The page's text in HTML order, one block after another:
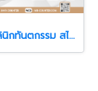
เคาน์เตอร์คลินิกทันตกรรม สไตล์ Modern